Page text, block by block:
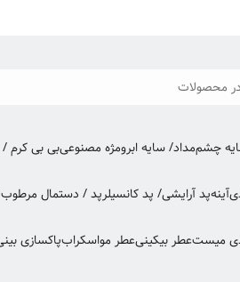
محصولات
چشممداد/ سایه ابرومژه مصنوعیبی بی
آینهپد آرایشی/ پد کانسیلرپد / دستمال مرطوب
میستعطر بیکینیعطر مواسکرابپاکسازی